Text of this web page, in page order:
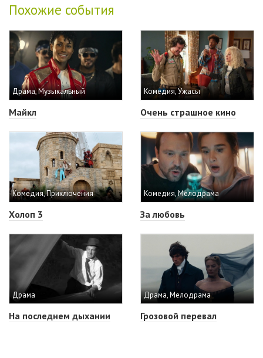
Похожие события
Драма, Музыкальный
Майкл
Комедия, Ужасы
Очень страшное кино
Комедия, Приключения
Холоп 3
Комедия, Мелодрама
За любовь
Драма
На последнем дыхании
Драма, Мелодрама
Грозовой перевал